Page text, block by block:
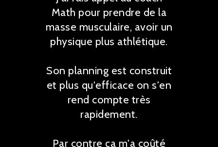
Math pour prendre de la
masse musculaire, avoir un
physique plus athlétique.
Son planning est construit
et plus qu'efficace on s'en
rend compte très
rapidement.
Par contre ça m'a coûté